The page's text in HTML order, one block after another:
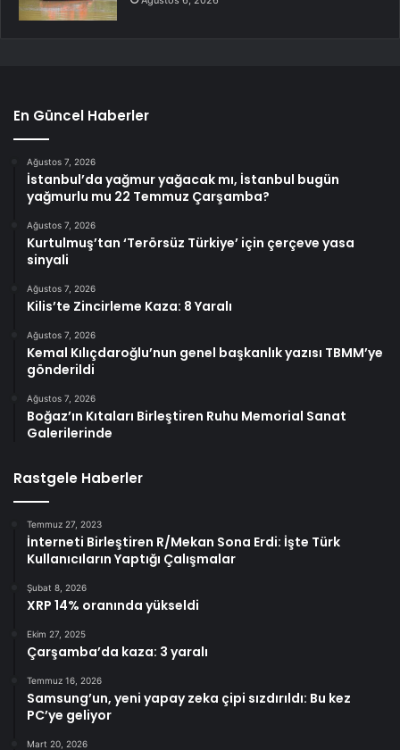
En Güncel Haberler
Ağustos 7, 2026
İstanbul’da yağmur yağacak mı, İstanbul bugün
yağmurlu mu 22 Temmuz Çarşamba?
Ağustos 7, 2026
Kurtulmuş’tan ‘Terörsüz Türkiye’ için çerçeve yasa
sinyali
Ağustos 7, 2026
Kilis’te Zincirleme Kaza: 8 Yaralı
Ağustos 7, 2026
Kemal Kılıçdaroğlu’nun genel başkanlık yazısı TBMM’ye
gönderildi
Ağustos 7, 2026
Boğaz’ın Kıtaları Birleştiren Ruhu Memorial Sanat
Galerilerinde
Rastgele Haberler
Temmuz 27, 2023
İnterneti Birleştiren R/Mekan Sona Erdi: İşte Türk
Kullanıcıların Yaptığı Çalışmalar
Şubat 8, 2026
XRP 14% oranında yükseldi
Ekim 27, 2025
Çarşamba’da kaza: 3 yaralı
Temmuz 16, 2026
Samsung’un, yeni yapay zeka çipi sızdırıldı: Bu kez
PC’ye geliyor
Mart 20, 2026